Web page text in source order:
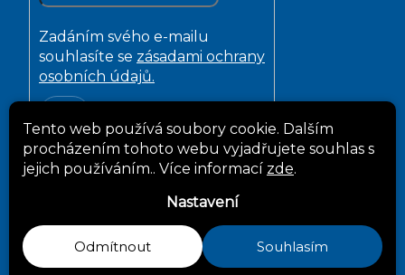
Tento web používá soubory cookie. Dalším
procházením tohoto webu vyjadřujete souhlas s
jejich používáním.. Více informací zde.
Nastavení
Odmítnout Souhlasím
Zadáním svého e-mailu
souhlasíte se zásadami ochrany
osobních údajů.
se
Sledujte nás: